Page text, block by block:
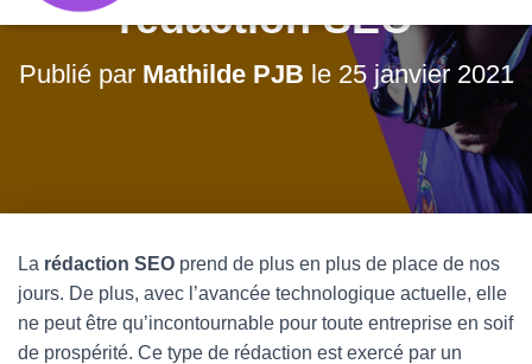
P
L
R
L
A
V
rédaction SEO
Publié par Mathilde PJB le 25 janvier 2021
La rédaction SEO prend de plus en plus de place de nos
jours. De plus, avec l’avancée technologique actuelle, elle
ne peut être qu’incontournable pour toute entreprise en soif
de prospérité. Ce type de rédaction est exercé par un